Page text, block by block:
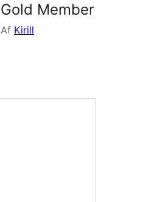
Gold Member
Af Kirill